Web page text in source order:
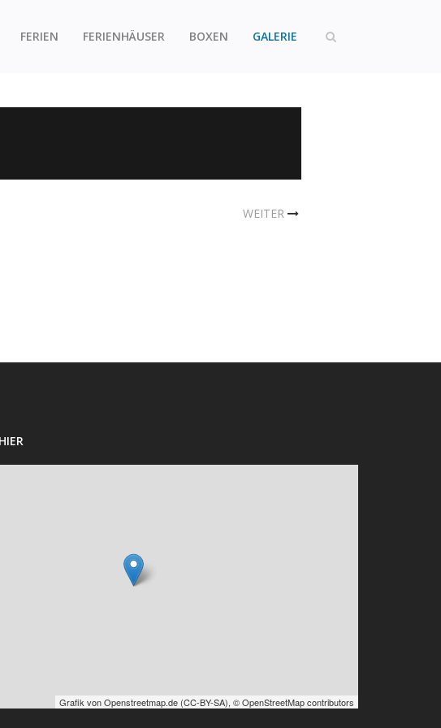
FERIEN FERIENHÄUSER BOXEN GALERIE
WEITER
Grafik vonOpenstreetmap.de (CC-BY-SA), © OpenStreetMap contributors